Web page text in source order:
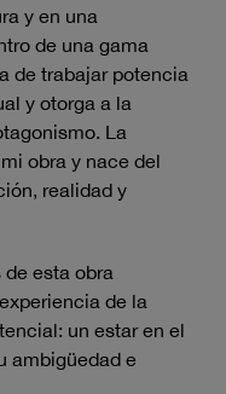
y en una
de una gama
de trabajar potencia
y otorga a la
La
obra y nace del
realidad y
esta obra
de la
un estar en el
ambigüedad e